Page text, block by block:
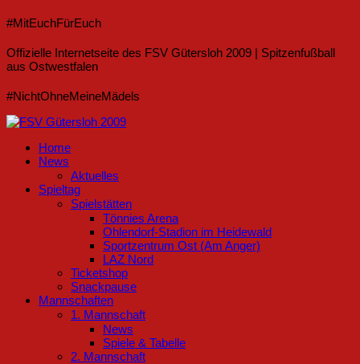
#MitEuchFürEuch
Offizielle Internetseite des FSV Gütersloh 2009 | Spitzenfußball
aus Ostwestfalen
#NichtOhneMeineMädels
Home
News
Aktuelles
Spieltag
Spielstätten
Tönnies Arena
Ohlendorf-Stadion im Heidewald
Sportzentrum Ost (Am Anger)
LAZ Nord
Ticketshop
Snackpause
Mannschaften
1. Mannschaft
News
Spiele & Tabelle
2. Mannschaft